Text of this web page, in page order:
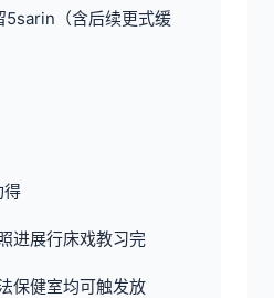
5sarin（含后续更式缓
得
进展行床戏教习完
保健室均可触发放